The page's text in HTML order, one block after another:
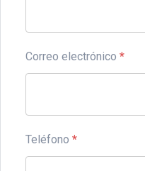
Correo electrónico *
Teléfono *